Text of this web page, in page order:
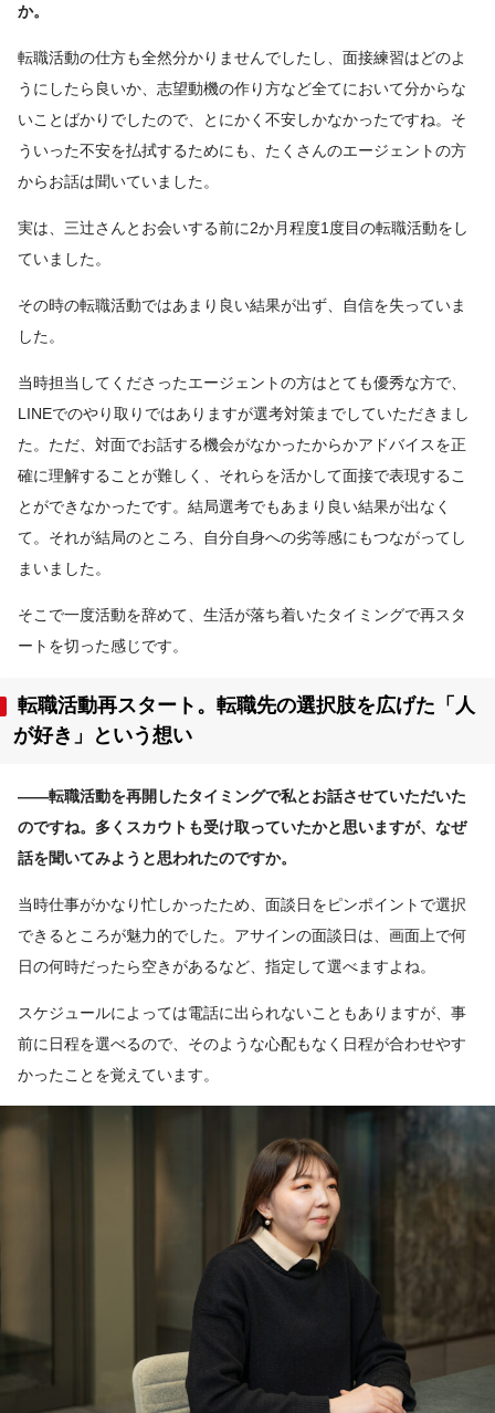
か。
転職活動の仕方も全然分かりませんでしたし、面接練習はどのよ
うにしたら良いか、志望動機の作り方など全てにおいて分からな
いことばかりでしたので、とにかく不安しかなかったですね。そ
ういった不安を払拭するためにも、たくさんのエージェントの方
からお話は聞いていました。
実は、三辻さんとお会いする前に2か月程度1度目の転職活動をし
ていました。
その時の転職活動ではあまり良い結果が出ず、自信を失っていま
した。
当時担当してくださったエージェントの方はとても優秀な方で、
LINEでのやり取りではありますが選考対策までしていただきまし
た。ただ、対面でお話する機会がなかったからかアドバイスを正
確に理解することが難しく、それらを活かして面接で表現するこ
とができなかったです。結局選考でもあまり良い結果が出なく
て。それが結局のところ、自分自身への劣等感にもつながってし
まいました。
そこで一度活動を辞めて、生活が落ち着いたタイミングで再スタ
ートを切った感じです。
転職活動再スタート。転職先の選択肢を広げた「人
が好き」という想い
――転職活動を再開したタイミングで私とお話させていただいた
のですね。多くスカウトも受け取っていたかと思いますが、なぜ
話を聞いてみようと思われたのですか。
当時仕事がかなり忙しかったため、面談日をピンポイントで選択
できるところが魅力的でした。アサインの面談日は、画面上で何
日の何時だったら空きがあるなど、指定して選べますよね。
スケジュールによっては電話に出られないこともありますが、事
前に日程を選べるので、そのような心配もなく日程が合わせやす
かったことを覚えています。